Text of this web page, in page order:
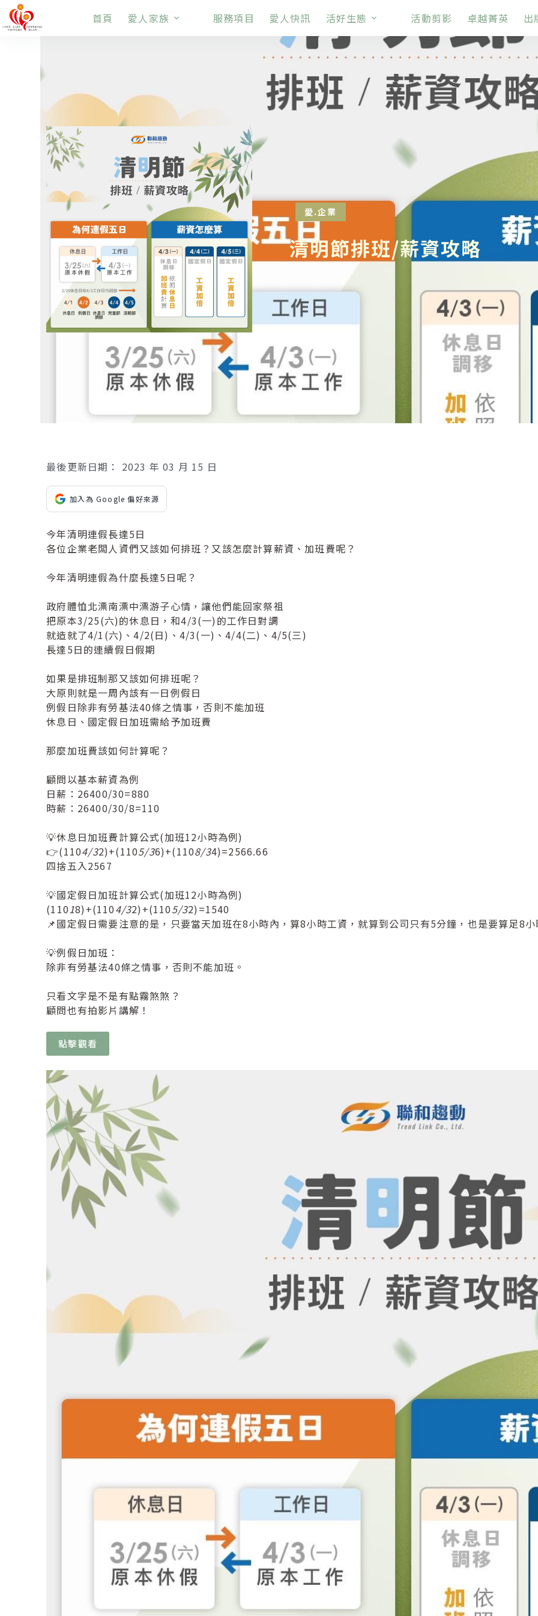
首頁 愛人家族 服務項目 愛人快訊 活好生態 活動剪影 卓越菁英 出
愛.企業
清明節排班/薪資攻略
最後更新日期： 2023 年 03 月 15 日
加入為 Google 偏好來源
今年清明連假長達5日
各位企業老闆人資們又該如何排班？又該怎麼計算薪資、加班費呢？
今年清明連假為什麼長達5日呢？
政府體恤北漂南漂中漂游子心情，讓他們能回家祭祖
把原本3/25(六)的休息日，和4/3(一)的工作日對調
就造就了4/1(六)、4/2(日)、4/3(一)、4/4(二)、4/5(三)
長達5日的連續假日假期
如果是排班制那又該如何排班呢？
大原則就是一周內該有一日例假日
例假日除非有勞基法40條之情事，否則不能加班
休息日、國定假日加班需給予加班費
那麼加班費該如何計算呢？
顧問以基本薪資為例
日薪：26400/30=880
時薪：26400/30/8=110
💡休息日加班費計算公式(加班12小時為例)
👉(1104/32)+(1105/36)+(1108/34)=2566.66
四捨五入2567
💡國定假日加班計算公式(加班12小時為例)
(11018)+(1104/32)+(1105/32)=1540
📌國定假日需要注意的是，只要當天加班在8小時內，算8小時工資，就算到公司只有5分鐘，也是要算足8
💡例假日加班：
除非有勞基法40條之情事，否則不能加班。
只看文字是不是有點霧煞煞？
顧問也有拍影片講解！
點擊觀看